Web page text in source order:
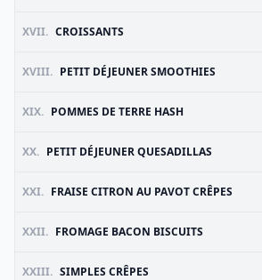
XVII. CROISSANTS
XVIII. PETIT DÉJEUNER SMOOTHIES
XIX. POMMES DE TERRE HASH
XX. PETIT DÉJEUNER QUESADILLAS
XXI. FRAISE CITRON AU PAVOT CRÊPES
XXII. FROMAGE BACON BISCUITS
XXIII. SIMPLES CRÊPES